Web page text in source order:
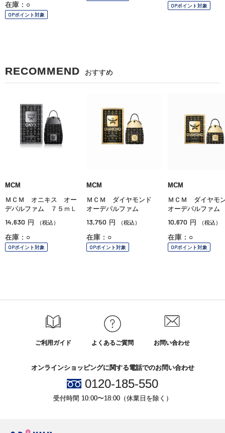
在庫：○
OPポイント対象
OPポイント対象
RECOMMEND おすすめ
MCM
ＭＣＭ オニキス オー
デパルファム ７５ｍＬ
14,630 円 （税込）
在庫：○
OPポイント対象
MCM
ＭＣＭ ダイヤモンド
オーデパルファム
13,750 円 （税込）
在庫：○
OPポイント対象
MCM
ＭＣＭ ダイヤ
オーデパルファム
10,670 円 （税込）
在庫：○
OPポイント対象
ご利用ガイド よくあるご質問 お問い合わせ
オンラインショッピングに関する電話でのお問い合わせ
0120-185-550
受付時間 10:00〜18:00（休業日を除く）